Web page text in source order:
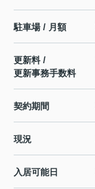
駐車場 / 月額
更新料 /
更新事務手数料
契約期間
現況
入居可能日